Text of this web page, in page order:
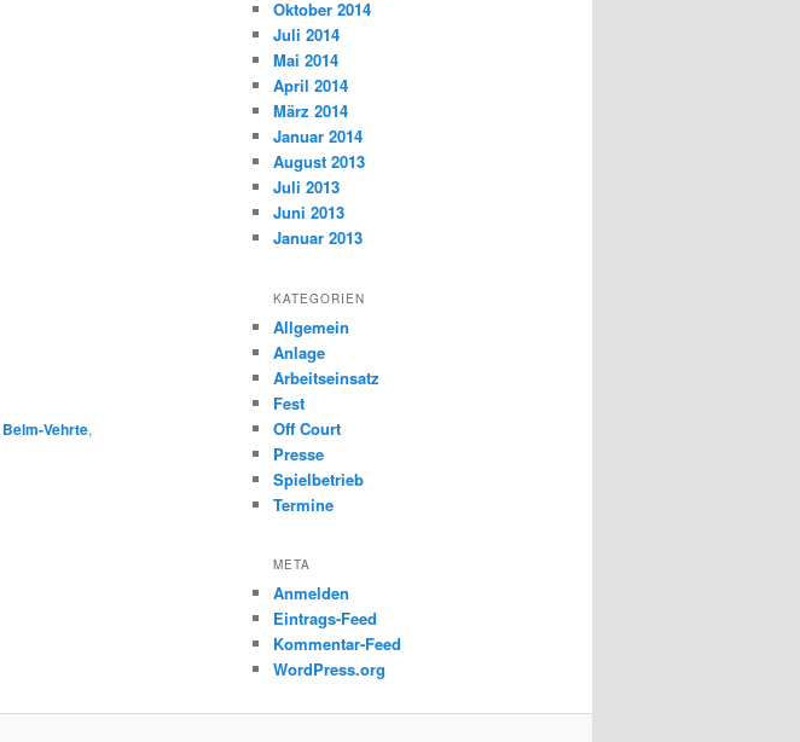
Belm-Vehrte,
Oktober 2014
Juli 2014
Mai 2014
April 2014
März 2014
Januar 2014
August 2013
Juli 2013
Juni 2013
Januar 2013
KATEGORIEN
Allgemein
Anlage
Arbeitseinsatz
Fest
Off Court
Presse
Spielbetrieb
Termine
META
Anmelden
Eintrags-Feed
Kommentar-Feed
WordPress.org